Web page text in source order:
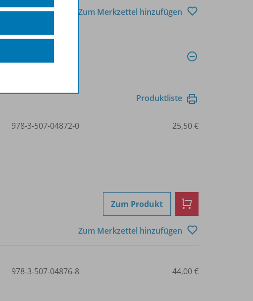
Zum Merkzettel hinzufügen
Produktliste
978-3-507-04872-0 25,50 €
Zum Produkt
Zum Merkzettel hinzufügen
978-3-507-04876-8 44,00 €